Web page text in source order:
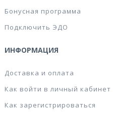
Бонусная программа
Подключить ЭДО
ИНФОРМАЦИЯ
Доставка и оплата
Как войти в личный кабинет
Как зарегистрироваться